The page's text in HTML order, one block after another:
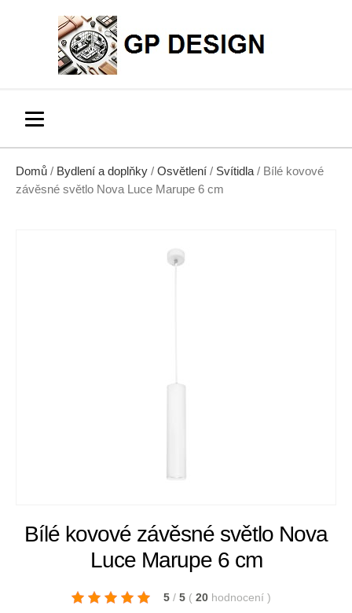
Domů / Bydlení a doplňky / Osvětlení / Svítidla / Bílé kovové
závěsné světlo Nova Luce Marupe 6 cm
Bílé kovové závěsné světlo Nova
Luce Marupe 6 cm
5 / 5 ( 20 hodnocení )